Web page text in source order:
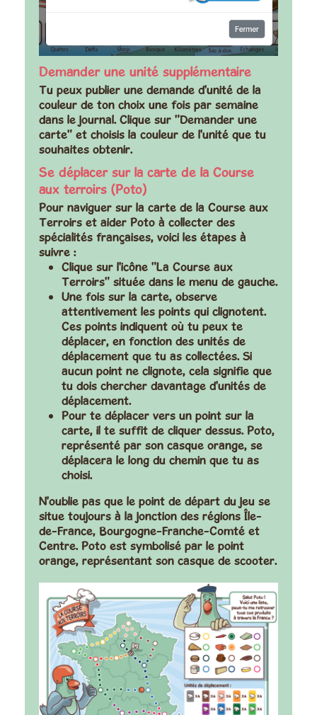
Demander une unité supplémentaire
Tu peux publier une demande d'unité de la
couleur de ton choix une fois par semaine
dans le journal. Clique sur "Demander une
carte" et choisis la couleur de l'unité que tu
souhaites obtenir.
Se déplacer sur la carte de la Course
aux terroirs (Poto)
Pour naviguer sur la carte de la Course aux
Terroirs et aider Poto à collecter des
spécialités françaises, voici les étapes à
suivre :
Clique sur l'icône "La Course aux
Terroirs" située dans le menu de gauche.
Une fois sur la carte, observe
attentivement les points qui clignotent.
Ces points indiquent où tu peux te
déplacer, en fonction des unités de
déplacement que tu as collectées. Si
aucun point ne clignote, cela signifie que
tu dois chercher davantage d'unités de
déplacement.
Pour te déplacer vers un point sur la
carte, il te suffit de cliquer dessus. Poto,
représenté par son casque orange, se
déplacera le long du chemin que tu as
choisi.
N'oublie pas que le point de départ du jeu se
situe toujours à la jonction des régions Île-
de-France, Bourgogne-Franche-Comté et
Centre. Poto est symbolisé par le point
orange, représentant son casque de scooter.